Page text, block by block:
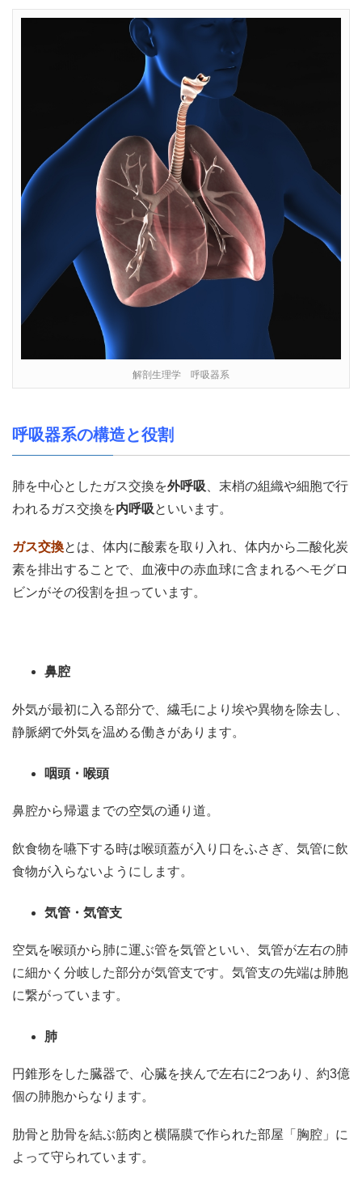
解剖生理学 呼吸器系
呼吸器系の構造と役割
肺を中心としたガス交換を外呼吸 、末梢の組織や細胞で行
われるガス交換を内呼吸といいます。
ガス交換とは、体内に酸素を取り入れ、体内から二酸化炭
素を排出することで、血液中の赤血球に含まれるヘモグロ
ビンがその役割を担っています。
鼻腔
外気が最初に入る部分で、繊毛により埃や異物を除去し、
静脈網で外気を温める働きがあります。
咽頭・喉頭
鼻腔から帰還までの空気の通り道。
飲食物を嚥下する時は喉頭蓋が入り口をふさぎ、気管に飲
食物が入らないようにします。
気管・気管支
空気を喉頭から肺に運ぶ管を気管といい、気管が左右の肺
に細かく分岐した部分が気管支です。気管支の先端は肺胞
に繋がっています。
肺
円錐形をした臓器で、心臓を挟んで左右に2つあり、約3億
個の肺胞からなります。
肋骨と肋骨を結ぶ筋肉と横隔膜で作られた部屋「胸腔」に
よって守られています。